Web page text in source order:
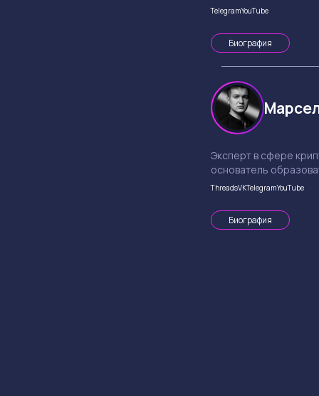
TelegramYouTube
Биография
Эксперт в сфере
основатель
ThreadsVKTelegramYouTube
Биография